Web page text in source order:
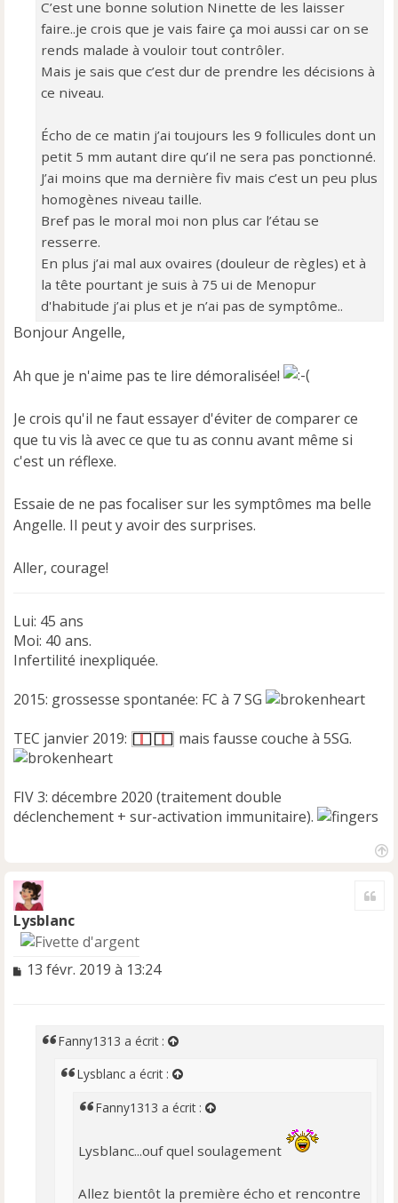
C’est une bonne solution Ninette de les laisser
faire..je crois que je vais faire ça moi aussi car on se
rends malade à vouloir tout contrôler.
Mais je sais que c’est dur de prendre les décisions à
ce niveau.
Écho de ce matin j’ai toujours les 9 follicules dont un
petit 5 mm autant dire qu’il ne sera pas ponctionné.
J’ai moins que ma dernière fiv mais c’est un peu plus
homogènes niveau taille.
Bref pas le moral moi non plus car l’étau se
resserre.
En plus j’ai mal aux ovaires (douleur de règles) et à
la tête pourtant je suis à 75 ui de Menopur
d'habitude j’ai plus et je n’ai pas de symptôme..
Bonjour Angelle,
Ah que je n'aime pas te lire démoralisée!
Je crois qu'il ne faut essayer d'éviter de comparer ce
que tu vis là avec ce que tu as connu avant même si
c'est un réflexe.
Essaie de ne pas focaliser sur les symptômes ma belle
Angelle. Il peut y avoir des surprises.
Aller, courage!
Lui: 45 ans
Moi: 40 ans.
Infertilité inexpliquée.
2015: grossesse spontanée: FC à 7 SG
TEC janvier 2019:
mais fausse couche à 5SG.
FIV 3: décembre 2020 (traitement double
déclenchement + sur-activation immunitaire).
Lysblanc
M
13 févr. 2019 à 13:24
Fanny1313 a écrit :
Lysblanc a écrit :
Fanny1313 a écrit :
Lysblanc...ouf quel soulagement
Allez bientôt la première écho et rencontre